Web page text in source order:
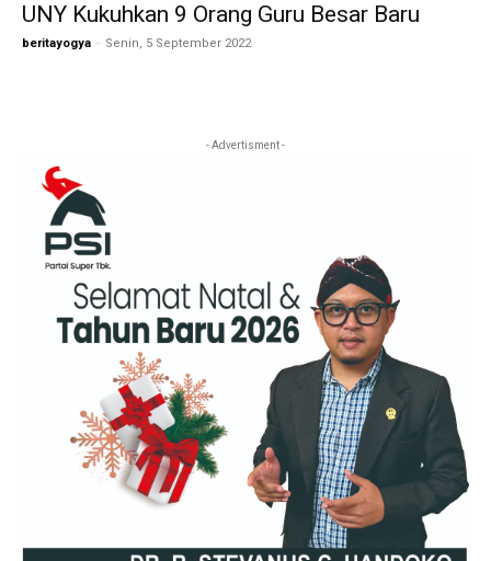
UNY Kukuhkan 9 Orang Guru Besar Baru
beritayogya - Senin, 5 September 2022
- Advertisment -